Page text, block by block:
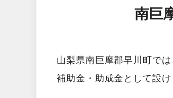
南巨
山梨県南巨摩郡早川町では
補助金・助成金として設け